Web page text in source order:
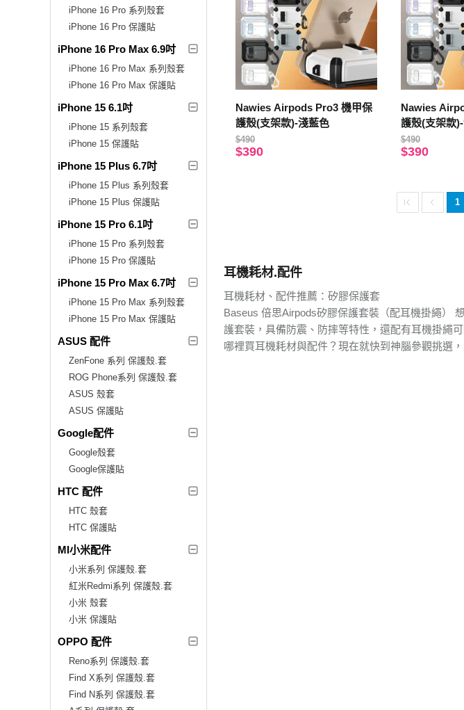
iPhone 16 Pro 系列殼套
iPhone 16 Pro 保護貼
iPhone 16 Pro Max 6.9吋
iPhone 16 Pro Max 系列殼套
iPhone 16 Pro Max 保護貼
iPhone 15 6.1吋
iPhone 15 系列殼套
iPhone 15 保護貼
iPhone 15 Plus 6.7吋
iPhone 15 Plus 系列殼套
iPhone 15 Plus 保護貼
iPhone 15 Pro 6.1吋
iPhone 15 Pro 系列殼套
iPhone 15 Pro 保護貼
iPhone 15 Pro Max 6.7吋
iPhone 15 Pro Max 系列殼套
iPhone 15 Pro Max 保護貼
ASUS 配件
ZenFone 系列 保護殼.套
ROG Phone系列 保護殼.套
ASUS 殼套
ASUS 保護貼
Google配件
Google殼套
Google保護貼
HTC 配件
HTC 殼套
HTC 保護貼
MI小米配件
小米系列 保護殼.套
紅米Redmi系列 保護殼.套
小米 殼套
小米 保護貼
OPPO 配件
Reno系列 保護殼.套
Find X系列 保護殼.套
Find N系列 保護殼.套
Nawies Airpods Pro3 機甲保
護殼(支架款)-淺藍色
$490
$390
Nawies
護殼(支架款
$490
$390
1
耳機耗材.配件
耳機耗材、配件推薦：矽膠保護套
Baseus 倍思Airpods矽膠保護套裝（配耳機掛繩）
護套裝，具備防震、防摔等特性，還配有耳機掛繩
哪裡買耳機耗材與配件？現在就快到神腦參觀挑選